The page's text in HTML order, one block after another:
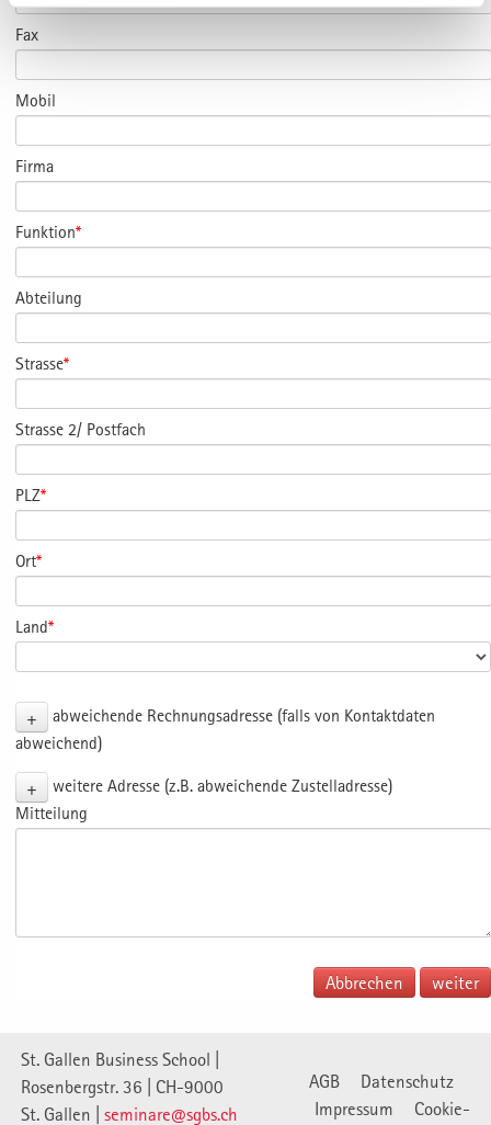
Fax
Mobil
Firma
Funktion*
Abteilung
Strasse*
Strasse 2/ Postfach
PLZ*
Ort*
Land*
+
abweichende Rechnungsadresse (falls von Kontaktdaten
abweichend)
+
weitere Adresse (z.B. abweichende Zustelladresse)
Mitteilung
Abbrechen
St. Gallen Business School |
Rosenbergstr. 36 | CH-9000
St. Gallen | seminare@sgbs.ch
AGB
Datenschutz
Impressum
Cookie-